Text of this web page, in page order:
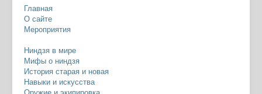
Главная
О сайте
Мероприятия
Ниндзя в мире
Мифы о ниндзя
История старая и новая
Навыки и искусства